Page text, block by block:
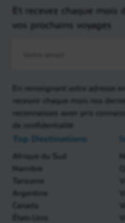
Et recevez chaque mois
vos prochains voyages
En renseignant votre adresse
recevoir chaque mois nos
reconnaissez avoir pris
de confidentialité
Top Destinations
Afrique du Sud
Namibie
Tanzanie
Argentine
Canada
États-Unis